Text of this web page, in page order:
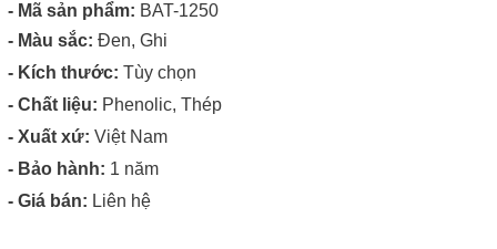
- Mã sản phẩm: BAT-1250
- Màu sắc: Đen, Ghi
- Kích thước: Tùy chọn
- Chất liệu: Phenolic, Thép
- Xuất xứ: Việt Nam
- Bảo hành: 1 năm
- Giá bán: Liên hệ